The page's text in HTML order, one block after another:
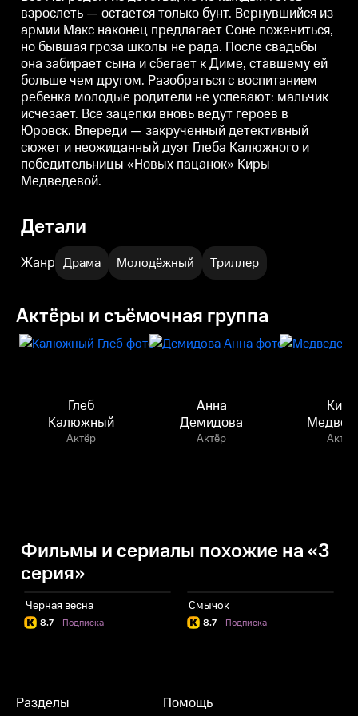
родители не успевают: мальчик
исчезает. Все зацепки вновь
ведут героев в Юровск. Впереди
— закрученный детективный
сюжет и неожиданный дуэт
Глеба Калюжного и
победительницы «Новых
пацанок» Киры Медведевой.
родители не успевают: мальчик
исчезает. Все зацепки вновь
ведут героев в Юровск. Впереди
— закрученный детективный
сюжет и неожиданный дуэт
Глеба Калюжного и
победительницы «Новых
пацанок» Киры Медведевой.
взрослеть — остается только бунт. Вернувшийся из
армии Макс наконец предлагает Соне пожениться,
но бывшая гроза школы не рада. После свадьбы
она забирает сына и сбегает к Диме, ставшему ей
больше чем другом. Разобраться с воспитанием
ребенка молодые родители не успевают: мальчик
исчезает. Все зацепки вновь ведут героев в
Юровск. Впереди — закрученный детективный
сюжет и неожиданный дуэт Глеба Калюжного и
победительницы «Новых пацанок» Киры
Медведевой.
Детали
Жанр Драма Молодёжный Триллер
Актёры и съёмочная группа
Глеб
Калюжный
Актёр
Анна
Демидова
Актёр
Кира
Актёр
Фильмы и сериалы похожие на «3
серия»
Черная весна
8.7 Подписка
·
Смычок
8.7 Подписка
·
Разделы Помощь